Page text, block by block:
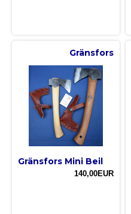
Gränsfors
Gränsfors Mini Beil
140,00EUR